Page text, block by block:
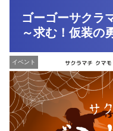
ゴーゴーサク
～求む！仮装の
イベント